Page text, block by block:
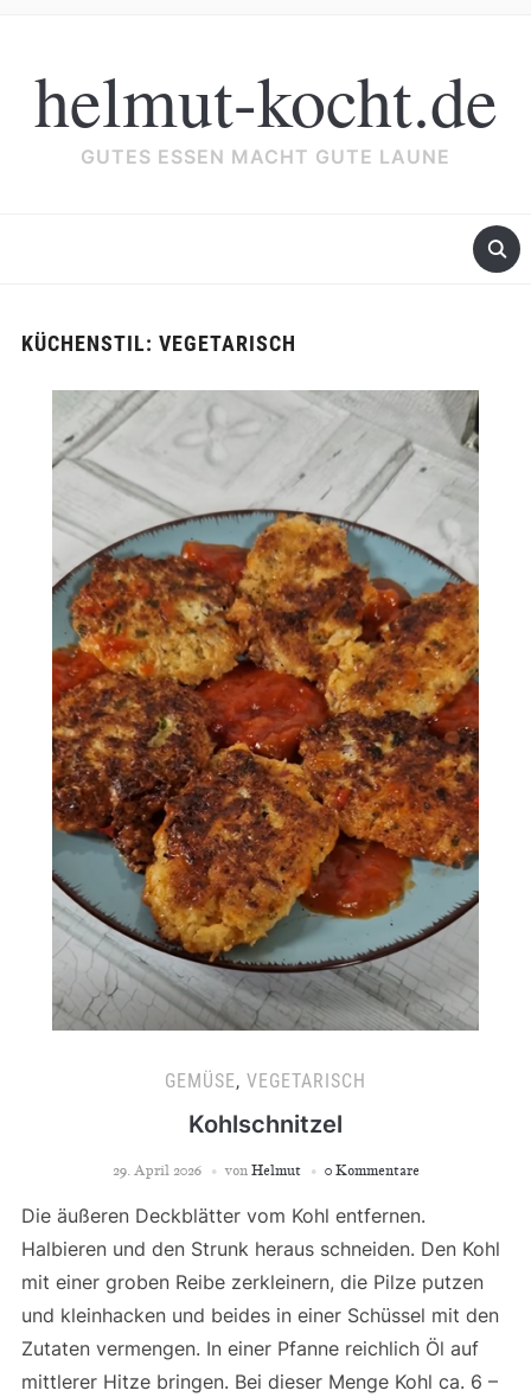
helmut-kocht.de
GUTES ESSEN MACHT GUTE LAUNE
KÜCHENSTIL: VEGETARISCH
GEMÜSE, VEGETARISCH
Kohlschnitzel
29. April 2026 von Helmut 0 Kommentare
Die äußeren Deckblätter vom Kohl entfernen.
Halbieren und den Strunk heraus schneiden. Den Kohl
mit einer groben Reibe zerkleinern, die Pilze putzen
und kleinhacken und beides in einer Schüssel mit den
Zutaten vermengen. In einer Pfanne reichlich Öl auf
mittlerer Hitze bringen. Bei dieser Menge Kohl ca. 6 –